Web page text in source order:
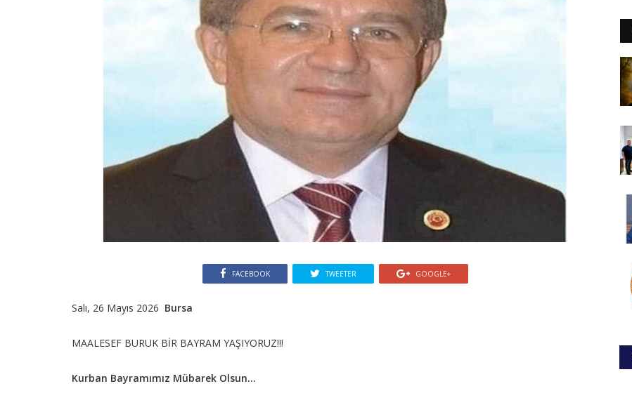
FACEBOOK TWEETER GOOGLE+
Salı, 26 Mayıs 2026 Bursa
MAALESEF BURUK BİR BAYRAM YAŞIYORUZ!!!
Kurban Bayramımız Mübarek Olsun...